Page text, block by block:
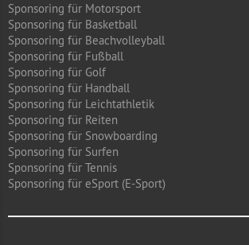
Sponsoring für Motorsport
Sponsoring für Basketball
Sponsoring für Beachvolleyball
Sponsoring für Fußball
Sponsoring für Golf
Sponsoring für Handball
Sponsoring für Leichtathletik
Sponsoring für Reiten
Sponsoring für Snowboarding
Sponsoring für Surfen
Sponsoring für Tennis
Sponsoring für eSport (E-Sport)